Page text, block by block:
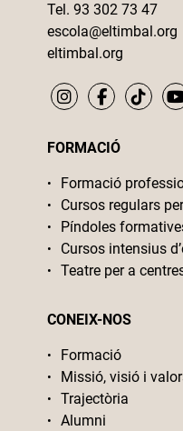
Tel. 93 302 73 47
escola@eltimbal.org
eltimbal.org
FORMACIÓ
Formació
Cursos regulars
Píndoles
Cursos intensius
Teatre per a
CONEIX-NOS
Formació
Missió, visió i
Trajectòria
Alumni